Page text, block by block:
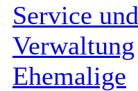
Service und
Verwaltung
Ehemalige